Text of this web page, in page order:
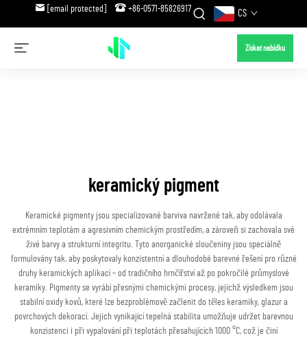
[email protected] +86-0571-85826917 CS
Získat nabídku
keramický pigment
Keramické pigmenty jsou specializované barviva navržené tak, aby odolávala
extrémním teplotám a agresivním chemickým prostředím, a zároveň si zachovala své
živé barvy a strukturní integritu. Tyto anorganické sloučeniny jsou speciálně
formulovány tak, aby poskytovaly konzistentní a dlouhodobé barevné řešení pro různé
druhy keramických aplikací – od tradičního hrnčířství až po pokročilé průmyslové
keramiky. Pigmenty se vyrábí přesnými chemickými procesy, jejichž výsledkem jsou
stabilní oxidy kovů, které lze bezproblémově začlenit do těles keramiky, glazur a
povrchových dekorací. Jejich vynikající tepelná stabilita umožňuje udržet barevnou
konzistenci i při vypalování při teplotách přesahujících 1000 °C, což je činí